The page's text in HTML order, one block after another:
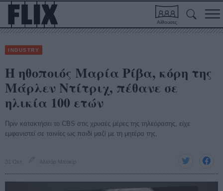
Αίθουσες
INDUSTRY
Η ηθοποιός Μαρία Ρίβα, κόρη της
Μάρλεν Ντίτριχ, πέθανε σε
ηλικία 100 ετών
Πριν κατακτήσει το CBS στις χρυσές μέρες της τηλεόρασης, είχε
εμφανιστεί σε ταινίες ως παιδί μαζί με τη μητέρα της,
31 Οκτ Αλισάρ Μπακίρ